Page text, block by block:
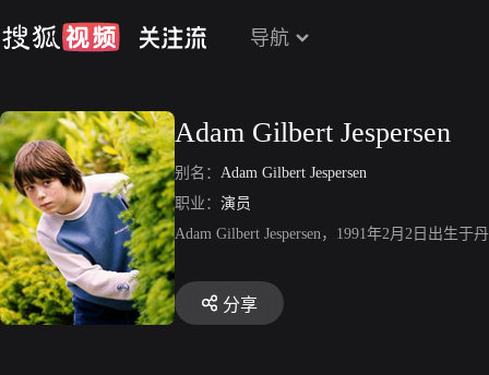
导航
Adam Gilbert Jespersen
别名： Adam Gilbert Jespersen
职业： 演员
Adam Gilbert Jespersen，1991年2月2日出生
分享